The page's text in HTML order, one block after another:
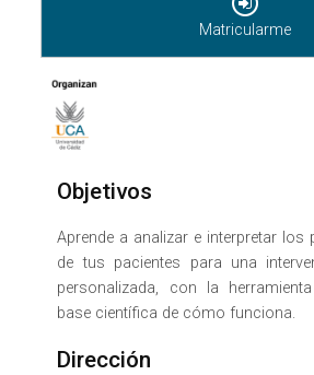
Matricularme
Objetivos
Aprende a analizar e interpretar los
de tus pacientes para una
personalizada, con la
base científica de cómo funciona.
Dirección